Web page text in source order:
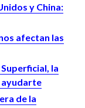
y China:
afectan las
la
ayudarte
de la